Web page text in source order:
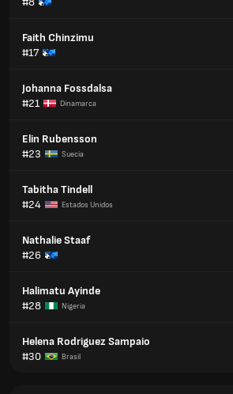
Faith Chinzimu
#17
Johanna Fossdalsa
#21
Dinamarca
Elin Rubensson
#23
Suecia
Tabitha Tindell
#24
Estados Unidos
Nathalie Staaf
#26
Halimatu Ayinde
#28
Nigeria
Helena Rodriguez Sampaio
#30
Brasil